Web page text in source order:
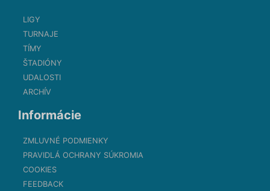
LIGY
TURNAJE
TÍMY
ŠTADIÓNY
UDALOSTI
ARCHÍV
Informácie
ZMLUVNÉ PODMIENKY
PRAVIDLÁ OCHRANY SÚKROMIA
COOKIES
FEEDBACK